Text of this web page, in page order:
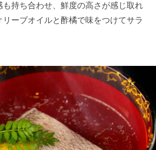
持ち合わせ、鮮度の高さが感じ取れ
ーブオイルと酢橘で味をつけてサラ